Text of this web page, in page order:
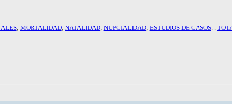
; MORTALIDAD; NATALIDAD; NUPCIALIDAD; ESTUDIOS DE CASOS. .